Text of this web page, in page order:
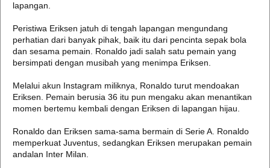
lapangan.
Peristiwa Eriksen jatuh di tengah lapangan mengundang
perhatian dari banyak pihak, baik itu dari pencinta sepak bola
dan sesama pemain. Ronaldo jadi salah satu pemain yang
bersimpati dengan musibah yang menimpa Eriksen.
Melalui akun Instagram miliknya, Ronaldo turut mendoakan
Eriksen. Pemain berusia 36 itu pun mengaku akan menantikan
momen bertemu kembali dengan Eriksen di lapangan hijau.
Ronaldo dan Eriksen sama-sama bermain di Serie A. Ronaldo
memperkuat Juventus, sedangkan Eriksen merupakan pemain
andalan Inter Milan.